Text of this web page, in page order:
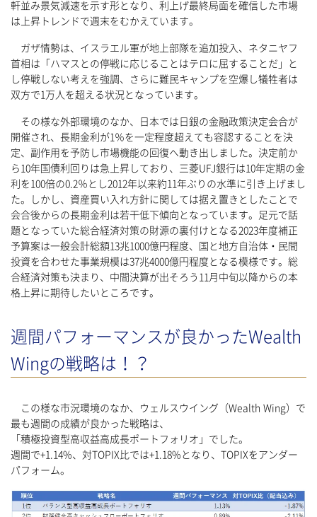
軒並み景気減速を示す形となり、利上げ最終局面を確信した市場
は上昇トレンドで週末をむかえています。
ガザ情勢は、イスラエル軍が地上部隊を追加投入、ネタニヤフ
首相は「ハマスとの停戦に応じることはテロに屈することだ」と
し停戦しない考えを強調、さらに難民キャンプを空爆し犠牲者は
双方で1万人を超える状況となっています。
その様な外部環境のなか、日本では日銀の金融政策決定会合が
開催され、長期金利が1％を一定程度超えても容認することを決
定、副作用を予防し市場機能の回復へ動き出しました。決定前か
ら10年国債利回りは急上昇しており、三菱UFJ銀行は10年定期の金
利を100倍の0.2％とし2012年以来約11年ぶりの水準に引き上げまし
た。しかし、資産買い入れ方針に関しては据え置きとしたことで
会合後からの長期金利は若干低下傾向となっています。足元で話
題となっていた総合経済対策の財源の裏付けとなる2023年度補正
予算案は一般会計総額13兆1000億円程度、国と地方自治体・民間
投資を合わせた事業規模は37兆4000億円程度となる模様です。総
合経済対策も決まり、中間決算が出そろう11月中旬以降からの本
格上昇に期待したいところです。
週間パフォーマンスが良かったWealth
Wingの戦略は！？
この様な市況環境のなか、ウェルスウイング（Wealth Wing）で
最も週間の成績が良かった戦略は、
「積極投資型高収益高成長ポートフォリオ」でした。
週間で+1.14%、対TOPIX比では+1.18%となり、TOPIXをアンダー
パフォーム。